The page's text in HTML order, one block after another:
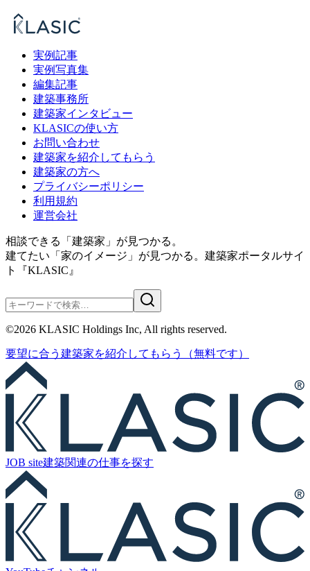
実例記事
実例写真集
編集記事
建築事務所
建築家インタビュー
KLASICの使い方
お問い合わせ
建築家を紹介してもらう
建築家の方へ
プライバシーポリシー
利用規約
運営会社
相談できる「建築家」が見つかる。
建てたい「家のイメージ」が見つかる。 建築家ポータルサイ
ト『KLASIC』
©2026 KLASIC Holdings Inc, All rights reserved.
要望に合う 建築家を紹介 してもらう （無料です）
JOB site建築関連の仕事を探す